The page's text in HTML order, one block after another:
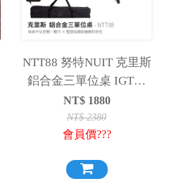
NTT88 努特NUIT 克里斯
鋁合金三單位桌 IGT單
元桌 多功能露營桌 折疊
桌 鋁合金桌
NT$ 1880
NT$2380
會員價???